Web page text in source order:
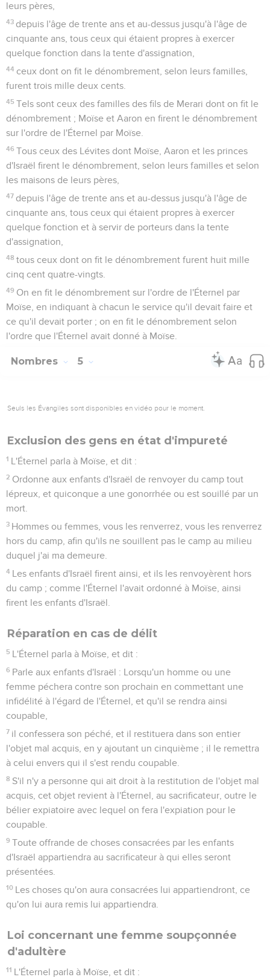
leurs pères,
43 depuis l'âge de trente ans et au-dessus jusqu'à l'âge de
cinquante ans, tous ceux qui étaient propres à exercer
quelque fonction dans la tente d'assignation,
44 ceux dont on fit le dénombrement, selon leurs familles,
furent trois mille deux cents.
45 Tels sont ceux des familles des fils de Merari dont on fit le
dénombrement ; Moïse et Aaron en firent le dénombrement
sur l'ordre de l'Éternel par Moïse.
46 Tous ceux des Lévites dont Moïse, Aaron et les princes
d'Israël firent le dénombrement, selon leurs familles et selon
les maisons de leurs pères,
47 depuis l'âge de trente ans et au-dessus jusqu'à l'âge de
cinquante ans, tous ceux qui étaient propres à exercer
quelque fonction et à servir de porteurs dans la tente
d'assignation,
48 tous ceux dont on fit le dénombrement furent huit mille
cinq cent quatre-vingts.
49 On en fit le dénombrement sur l'ordre de l'Éternel par
Moïse, en indiquant à chacun le service qu'il devait faire et
ce qu'il devait porter ; on en fit le dénombrement selon
l'ordre que l'Éternel avait donné à Moïse.
Nombres 5
Seuls les Évangiles sont disponibles en vidéo pour le moment.
Exclusion des gens en état d'impureté
1 L'Éternel parla à Moïse, et dit :
2 Ordonne aux enfants d'Israël de renvoyer du camp tout
lépreux, et quiconque a une gonorrhée ou est souillé par un
mort.
3 Hommes ou femmes, vous les renverrez, vous les renverrez
hors du camp, afin qu'ils ne souillent pas le camp au milieu
duquel j'ai ma demeure.
4 Les enfants d'Israël firent ainsi, et ils les renvoyèrent hors
du camp ; comme l'Éternel l'avait ordonné à Moïse, ainsi
firent les enfants d'Israël.
Réparation en cas de délit
5 L'Éternel parla à Moïse, et dit :
6 Parle aux enfants d'Israël : Lorsqu'un homme ou une
femme péchera contre son prochain en commettant une
infidélité à l'égard de l'Éternel, et qu'il se rendra ainsi
coupable,
7 il confessera son péché, et il restituera dans son entier
l'objet mal acquis, en y ajoutant un cinquième ; il le remettra
à celui envers qui il s'est rendu coupable.
8 S'il n'y a personne qui ait droit à la restitution de l'objet mal
acquis, cet objet revient à l'Éternel, au sacrificateur, outre le
bélier expiatoire avec lequel on fera l'expiation pour le
coupable.
9 Toute offrande de choses consacrées par les enfants
d'Israël appartiendra au sacrificateur à qui elles seront
présentées.
10 Les choses qu'on aura consacrées lui appartiendront, ce
qu'on lui aura remis lui appartiendra.
Loi concernant une femme soupçonnée
d'adultère
11 L'Éternel parla à Moïse, et dit :